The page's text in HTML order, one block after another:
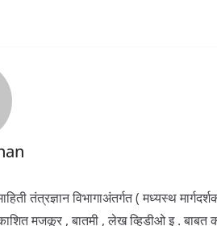
तंत्रज्ञान विभागाअंतर्गत ( मध्यस्थ
मजकूर , बातमी , लेख व्हिडीओ इ .